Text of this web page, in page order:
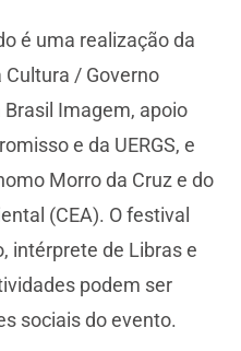
é uma realização da
/ Governo
Imagem, apoio
e da UERGS, e
Morro da Cruz e do
(CEA). O festival
intérprete de Libras e
podem ser
sociais do evento.